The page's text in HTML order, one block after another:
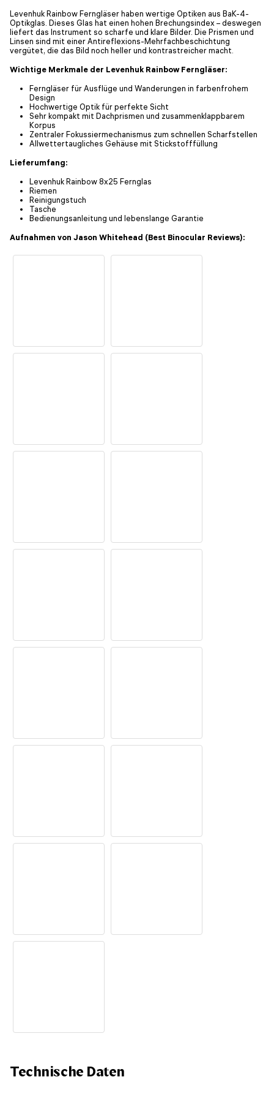
Levenhuk Rainbow Ferngläser haben wertige Optiken aus BaK-4-
Optikglas. Dieses Glas hat einen hohen Brechungsindex – deswegen
liefert das Instrument so scharfe und klare Bilder. Die Prismen und
Linsen sind mit einer Antireflexions-Mehrfachbeschichtung
vergütet, die das Bild noch heller und kontrastreicher macht.
Wichtige Merkmale der Levenhuk Rainbow Ferngläser:
Ferngläser für Ausflüge und Wanderungen in farbenfrohem
Design
Hochwertige Optik für perfekte Sicht
Sehr kompakt mit Dachprismen und zusammenklappbarem
Korpus
Zentraler Fokussiermechanismus zum schnellen Scharfstellen
Allwettertaugliches Gehäuse mit Stickstofffüllung
Lieferumfang:
Levenhuk Rainbow 8x25 Fernglas
Riemen
Reinigungstuch
Tasche
Bedienungsanleitung und lebenslange Garantie
Aufnahmen von Jason Whitehead (Best Binocular Reviews):
Technische Daten